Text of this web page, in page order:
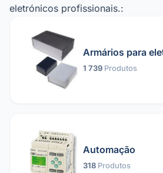
eletrónicos profissionais.:
Armários para
1 739 Produtos
Automação
318 Produtos